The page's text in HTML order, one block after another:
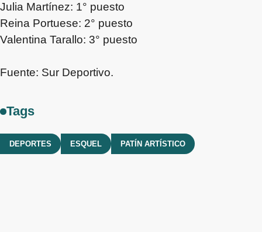
Julia Martínez: 1° puesto
Reina Portuese: 2° puesto
Valentina Tarallo: 3° puesto
Fuente: Sur Deportivo.
Tags
DEPORTES ESQUEL PATÍN ARTÍSTICO